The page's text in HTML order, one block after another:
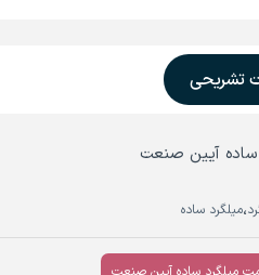
تشریحی
آیین صنعت
،میلگرد ساده